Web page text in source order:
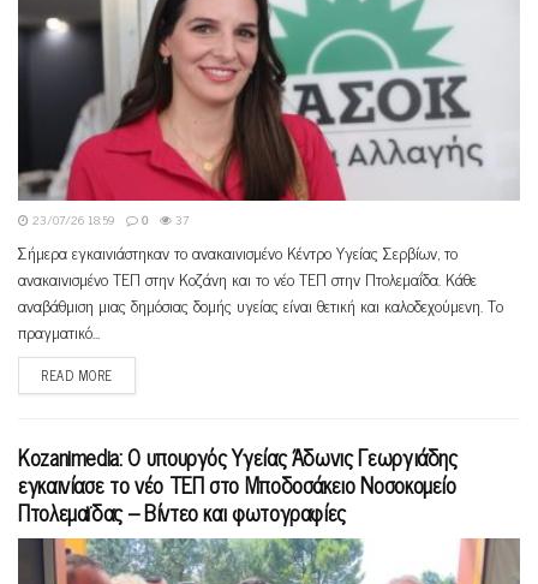
23/07/26 18:59 0 37
Σήμερα εγκαινιάστηκαν το ανακαινισμένο Κέντρο Υγείας Σερβίων, το
ανακαινισμένο ΤΕΠ στην Κοζάνη και το νέο ΤΕΠ στην Πτολεμαΐδα. Κάθε
αναβάθμιση μιας δημόσιας δομής υγείας είναι θετική και καλοδεχούμενη. Το
πραγματικό...
READ MORE
Kozanimedia: O υπουργός Υγείας Άδωνις Γεωργιάδης
εγκαινίασε το νέο ΤΕΠ στο Μποδοσάκειο Νοσοκομείο
Πτολεμαϊδας – Βίντεο και φωτογραφίες